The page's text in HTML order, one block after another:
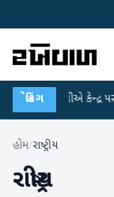
બ્રેકિંગ
કેન્દ્ર પર પ્રહાર
હોમ/રાષ્ટ્રીય
રાષ્ટ્રીય